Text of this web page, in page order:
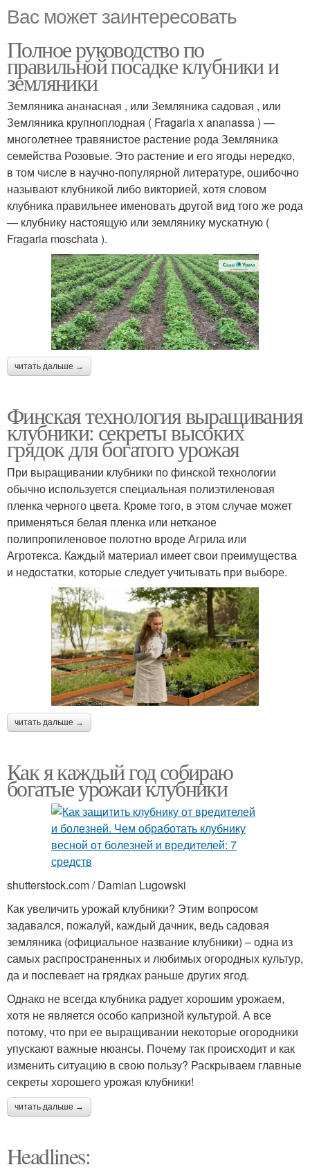
Вас может заинтересовать
Полное руководство по
правильной посадке клубники и
земляники
Земляника ананасная , или Земляника садовая , или
Земляника крупноплодная ( Fragaria x ananassa ) —
многолетнее травянистое растение рода Земляника
семейства Розовые. Это растение и его ягоды нередко,
в том числе в научно-популярной литературе, ошибочно
называют клубникой либо викторией, хотя словом
клубника правильнее именовать другой вид того же рода
— клубнику настоящую или землянику мускатную (
Fragaria moschata ).
читать дальше →
Финская технология выращивания
клубники: секреты высоких
грядок для богатого урожая
При выращивании клубники по финской технологии
обычно используется специальная полиэтиленовая
пленка черного цвета. Кроме того, в этом случае может
применяться белая пленка или нетканое
полипропиленовое полотно вроде Агрила или
Агротекса. Каждый материал имеет свои преимущества
и недостатки, которые следует учитывать при выборе.
читать дальше →
Как я каждый год собираю
богатые урожаи клубники
shutterstock.com / Damian Lugowski
Как увеличить урожай клубники? Этим вопросом
задавался, пожалуй, каждый дачник, ведь садовая
земляника (официальное название клубники) – одна из
самых распространенных и любимых огородных культур,
да и поспевает на грядках раньше других ягод.
Однако не всегда клубника радует хорошим урожаем,
хотя не является особо капризной культурой. А все
потому, что при ее выращивании некоторые огородники
упускают важные нюансы. Почему так происходит и как
изменить ситуацию в свою пользу? Раскрываем главные
секреты хорошего урожая клубники!
читать дальше →
Headlines: